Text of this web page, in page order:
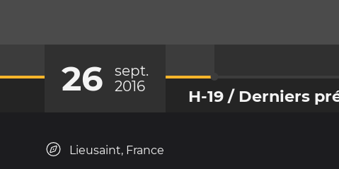
26
sept.
2016
H-19 / Derniers
Lieusaint, France